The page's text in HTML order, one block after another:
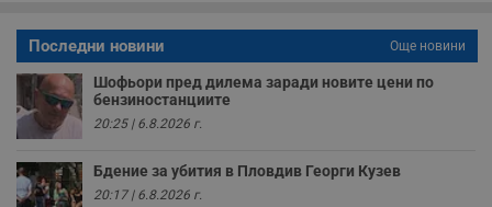
Последни новини Още новини
Шофьори пред дилема заради новите цени по
бензиностанциите
20:25 | 6.8.2026 г.
Бдение за убития в Пловдив Георги Кузев
20:17 | 6.8.2026 г.
Строго необходимите бисквитки позволяват основната
функционалност на уебсайта, като потребителско
влизане и управление на акаунта. Уебсайтът не може да
се използва правилно без строго необходими
Име